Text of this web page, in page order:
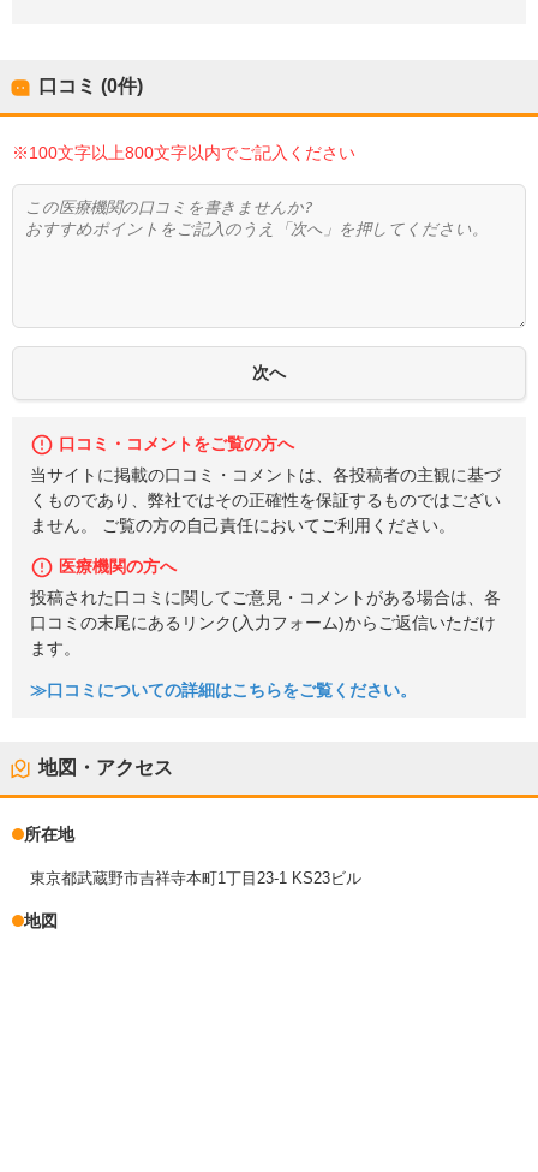
口コミ (0件)
※100文字以上800文字以内でご記入ください
口コミ・コメントをご覧の方へ
当サイトに掲載の口コミ・コメントは、各投稿者の主観に基づ
くものであり、弊社ではその正確性を保証するものではござい
ません。 ご覧の方の自己責任においてご利用ください。
医療機関の方へ
投稿された口コミに関してご意見・コメントがある場合は、各
口コミの末尾にあるリンク(入力フォーム)からご返信いただけ
ます。
≫口コミについての詳細はこちらをご覧ください。
地図・アクセス
所在地
東京都武蔵野市吉祥寺本町1丁目23-1 KS23ビル
地図